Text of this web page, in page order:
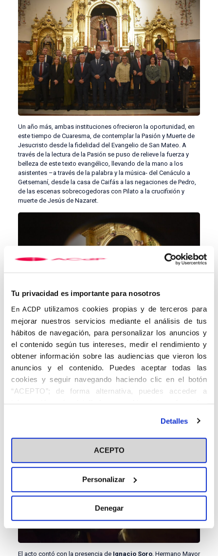
Tu privacidad es importante para nosotros
En ACDP utilizamos cookies propias y de terceros para
mejorar nuestros servicios mediante el análisis de tus
hábitos de navegación, para personalizar los anuncios y
el contenido según tus intereses, medir el rendimiento y
obtener información sobre las audiencias que vieron los
anuncios y el contenido. Puedes aceptar todas las
cookies y seguir navegando haciendo clic en el botón
“ACEPTO”; de forma alternativa, puedes acceder a
información más detallada y cambiar tus preferencias
en el botón "Personalizar". Para más información puedes
visitar nuestra Política de Cookies
Detalles
ACEPTO
Personalizar
Denegar
Un año más, ambas instituciones ofrecieron la oportunidad, en
este tiempo de Cuaresma, de contemplar la Pasión y Muerte de
Jesucristo desde la fidelidad del Evangelio de San Mateo. A
través de la lectura de la Pasión se puso de relieve la fuerza y
belleza de este texto evangélico, llevando de la mano a los
asistentes –a través de la palabra y la música- del Cenáculo a
Getsemaní, desde la casa de Caifás a las negaciones de Pedro,
de las escenas sobrecogedoras con Pilato a la crucifixión y
muerte de Jesús de Nazaret.
Pedro Domínguez Fernández, Joaquín López-Sáez,
Leonardo Sánchez Acevedo, Francisco Robles Rodríguez,
Manuel Jesús Roldán Salgueiro, Beatriz Hoster Cabo,
Javier Rubio Rodríguez, Agustín García Rodero y Jaime
Javier Domingo Martínezprestaron su voz a la interpretación
de los textos. El cuartetoMúsica Sacra Hispalense
y el
El acto contó con la presencia deIgnacio Soro, Hermano Mayor